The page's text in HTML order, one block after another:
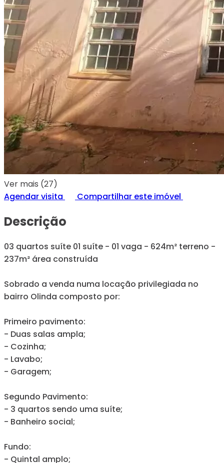
Ver mais (27)
Agendar visita
Compartilhar este imóvel
Descrição
03 quartos suíte 01 suíte - 01 vaga - 624m² terreno -
237m² área construída
Sobrado a venda numa locação privilegiada no
bairro Olinda composto por:
Primeiro pavimento:
- Duas salas ampla;
- Cozinha;
- Lavabo;
- Garagem;
Segundo Pavimento:
- 3 quartos sendo uma suíte;
- Banheiro social;
Fundo:
- Quintal amplo;